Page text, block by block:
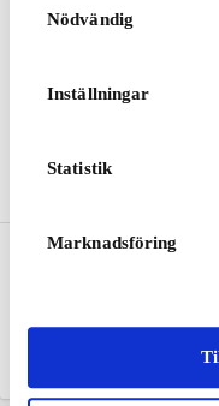
använder cookies
adressen kan delas
användning av
Nödvändig
Inställningar
Statistik
Marknadsföring
Wavell SE Presentkort
Wavell